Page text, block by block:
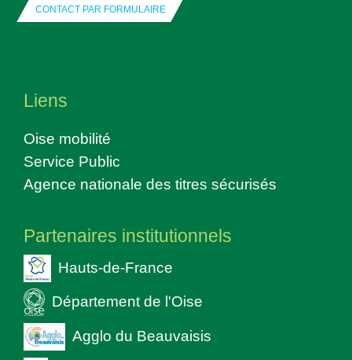
CONTACT PAR FORMULAIRE
Liens
Oise mobilité
Service Public
Agence nationale des titres sécurisés
Partenaires institutionnels
Hauts-de-France
Département de l'Oise
Agglo du Beauvaisis